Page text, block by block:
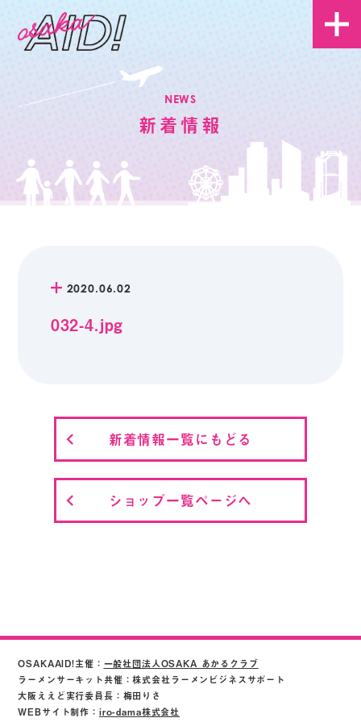
NEWS
新着情報
2020.06.02
032-4.jpg
新着情報一覧にもどる
ショップ一覧ページへ
OSAKAAID!主催： 一般社団法人OSAKA あかるクラブ
ラーメンサーキット共催：株式会社ラーメンビジネスサポート
大阪ええど実行委員長：梅田りさ
WEBサイト制作： iro-dama株式会社